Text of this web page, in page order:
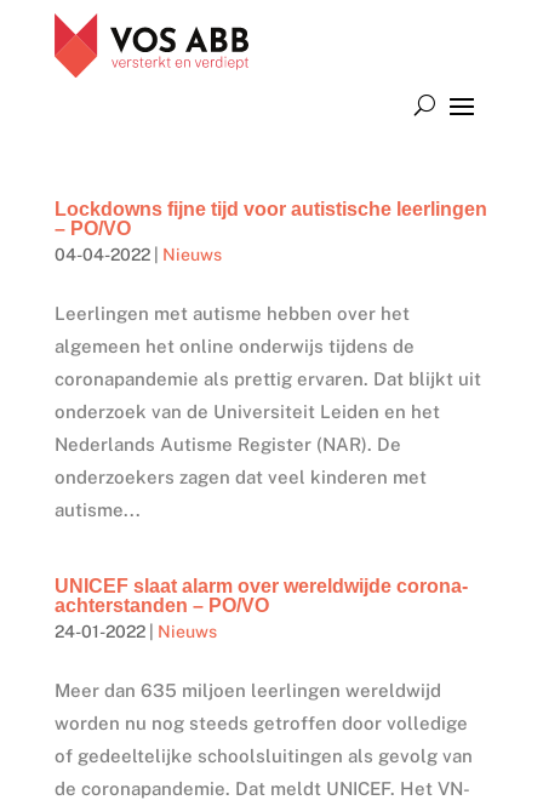
Lockdowns fijne tijd voor autistische leerlingen
– PO/VO
04-04-2022| Nieuws
Leerlingen met autisme hebben over het
algemeen het online onderwijs tijdens de
coronapandemie als prettig ervaren. Dat blijkt uit
onderzoek van de Universiteit Leiden en het
Nederlands Autisme Register (NAR). De
onderzoekers zagen dat veel kinderen met
autisme...
UNICEF slaat alarm over wereldwijde corona-
achterstanden – PO/VO
24-01-2022| Nieuws
Meer dan 635 miljoen leerlingen wereldwijd
worden nu nog steeds getroffen door volledige
of gedeeltelijke schoolsluitingen als gevolg van
de coronapandemie. Dat meldt UNICEF. Het VN-